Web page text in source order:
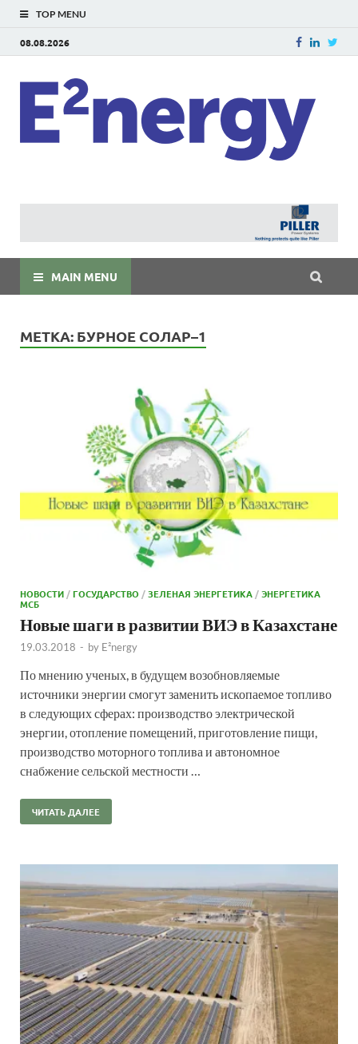
TOP MENU
08.08.2026
MAIN MENU
МЕТКА: БУРНОЕ СОЛАР–1
НОВОСТИ /ГОСУДАРСТВО /ЗЕЛЕНАЯ ЭНЕРГЕТИКА /ЭНЕРГЕТИКА
МСБ
Новые шаги в развитии ВИЭ в Казахстане
19.03.2018 - by E²nergy
По мнению ученых, в будущем возобновляемые
источники энергии смогут заменить ископаемое топливо
в следующих сферах: производство электрической
энергии, отопление помещений, приготовление пищи,
производство моторного топлива и автономное
снабжение сельской местности …
ЧИТАТЬ ДАЛЕЕ